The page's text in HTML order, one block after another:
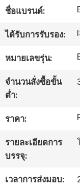
เกี่ยว
กับ
เรา
ทัวร์
โรงงาน
การ
Developed
ชื่อแบรนด์:
ได้รับการรับรอง:
หมายเลขรุ่น:
จำนวนสั่งซื้อขั้น
ต่ำ:
ราคา:
รายละเอียดการ
บรรจุ:
เวลาการส่งมอบ: